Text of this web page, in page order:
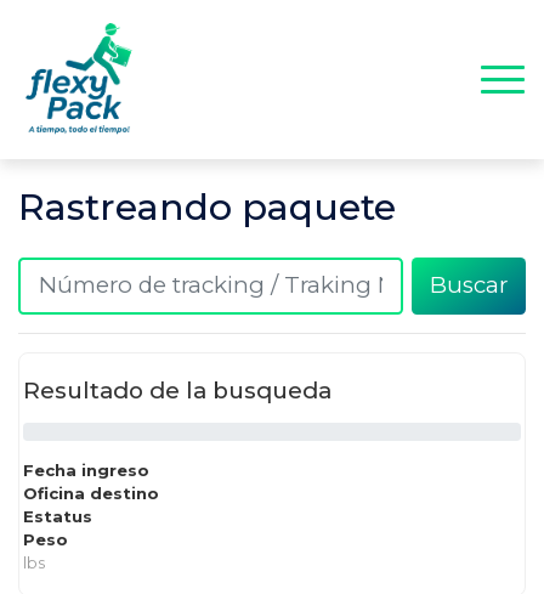
Rastreando paquete
Buscar
Resultado de la busqueda
Fecha ingreso
Oficina destino
Estatus
Peso
lbs